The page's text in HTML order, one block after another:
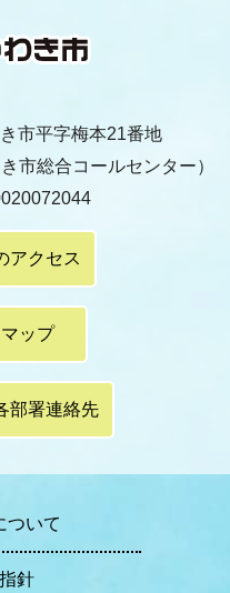
市平字梅本21番地
き市総合コールセンター）
アクセス
ップ
部署連絡先
ついて
針